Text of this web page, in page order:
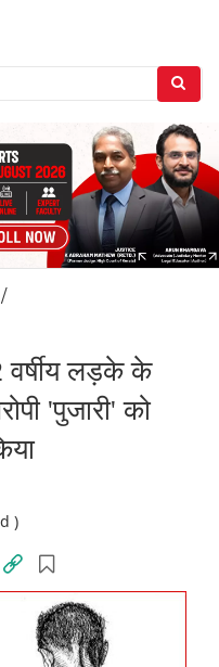
/
वर्षीय लड़के के
'पुजारी' को
)